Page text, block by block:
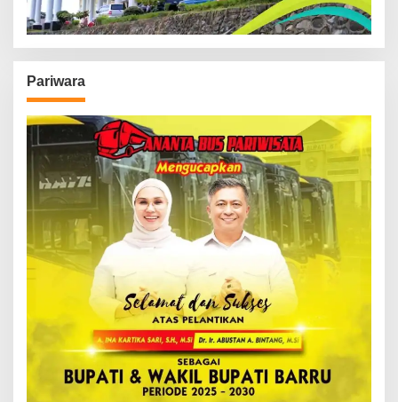
Pariwara